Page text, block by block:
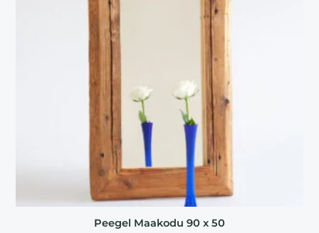
Peegel Maakodu 90 x 50
options
on
the
product
page